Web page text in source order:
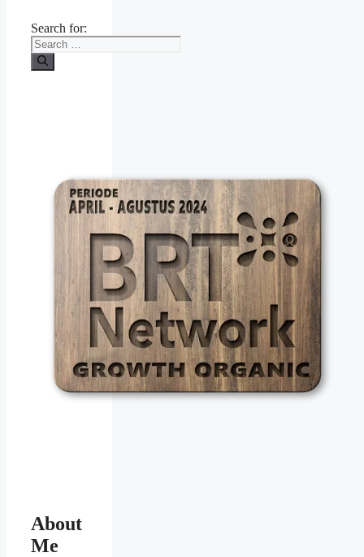
Search for:
About
Me